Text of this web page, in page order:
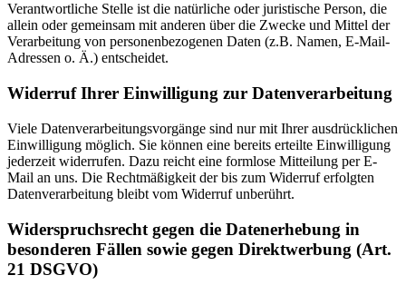
Verantwortliche Stelle ist die natürliche oder juristische Person, die
allein oder gemeinsam mit anderen über die Zwecke und Mittel der
Verarbeitung von personenbezogenen Daten (z.B. Namen, E-Mail-
Adressen o. Ä.) entscheidet.
Widerruf Ihrer Einwilligung zur Datenverarbeitung
Viele Datenverarbeitungsvorgänge sind nur mit Ihrer ausdrücklichen
Einwilligung möglich. Sie können eine bereits erteilte Einwilligung
jederzeit widerrufen. Dazu reicht eine formlose Mitteilung per E-
Mail an uns. Die Rechtmäßigkeit der bis zum Widerruf erfolgten
Datenverarbeitung bleibt vom Widerruf unberührt.
Widerspruchsrecht gegen die Datenerhebung in
besonderen Fällen sowie gegen Direktwerbung (Art.
21 DSGVO)